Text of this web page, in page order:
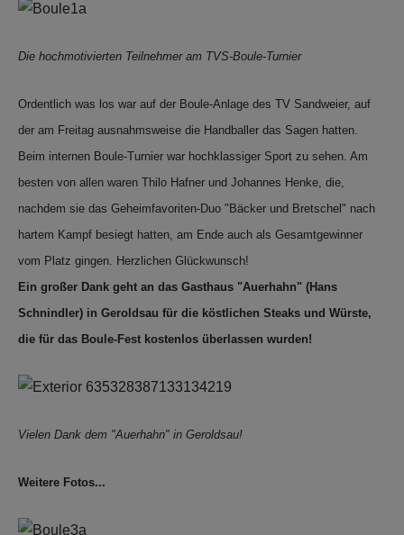
Die hochmotivierten Teilnehmer am TVS-Boule-Turnier
Ordentlich was los war auf der Boule-Anlage des TV Sandweier, auf
der am Freitag ausnahmsweise die Handballer das Sagen hatten.
Beim internen Boule-Turnier war hochklassiger Sport zu sehen. Am
besten von allen waren Thilo Hafner und Johannes Henke, die,
nachdem sie das Geheimfavoriten-Duo "Bäcker und Bretschel" nach
hartem Kampf besiegt hatten, am Ende auch als Gesamtgewinner
vom Platz gingen. Herzlichen Glückwunsch!
Ein großer Dank geht an das Gasthaus "Auerhahn" (Hans
Schnindler) in Geroldsau für die köstlichen Steaks und Würste,
die für das Boule-Fest kostenlos überlassen wurden!
Vielen Dank dem "Auerhahn" in Geroldsau!
Weitere Fotos...